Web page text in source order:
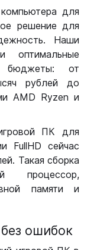
для
решение для
Наши
оптимальные
бюджеты: от
рублей до
AMD Ryzen и
ПК для
FullHD сейчас
Такая сборка
процессор,
памяти и
ошибок